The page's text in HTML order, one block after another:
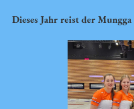
Dieses Jahr reist der